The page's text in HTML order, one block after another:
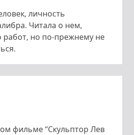
личность
Читала о нем,
работ, но по-прежнему не
фильме “Скульптор Лев